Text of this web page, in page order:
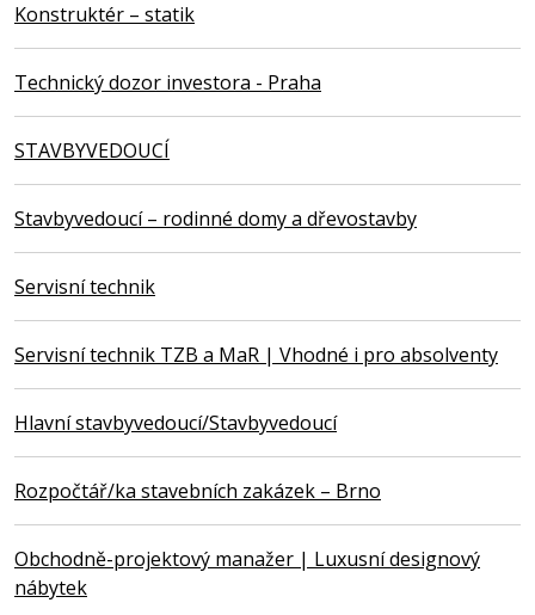
Konstruktér – statik
Technický dozor investora - Praha
STAVBYVEDOUCÍ
Stavbyvedoucí – rodinné domy a dřevostavby
Servisní technik
Servisní technik TZB a MaR | Vhodné i pro absolventy
Hlavní stavbyvedoucí/Stavbyvedoucí
Rozpočtář/ka stavebních zakázek – Brno
Obchodně-projektový manažer | Luxusní designový
nábytek